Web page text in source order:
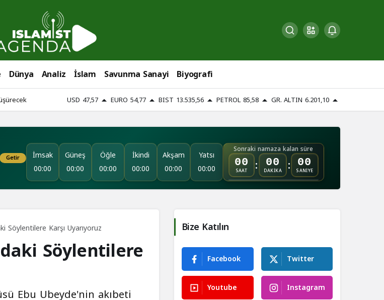
Dünya Analiz İslam Savunma Sanayi Biyografi
USD 47,57 EURO 54,77 BIST 13.535,56 PETROL 85,58 GR. ALTIN 6.201,10
Getir
İmsak
00:00
Güneş
00:00
Öğle
00:00
İkindi
00:00
Akşam
00:00
Yatsı
00:00
Sonraki namaza kalan süre
00
SAAT : 00
DAKİKA : 00
SANİYE
Söylentilere Karşı Uyarıyoruz
Söylentilere
Ebu Ubeyde'nin akıbeti
Bize Katılın
Facebook Twitter
Youtube Instagram